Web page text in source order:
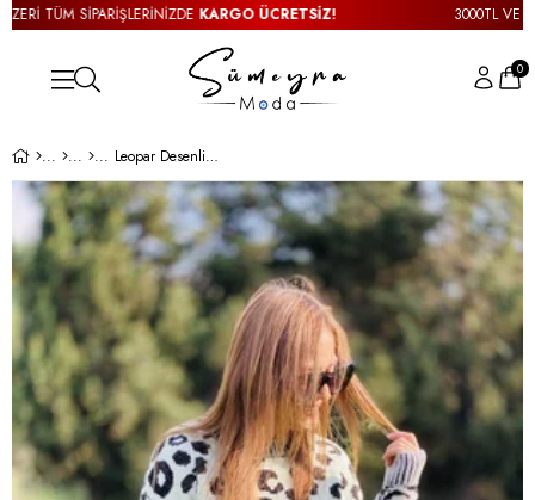
TÜM SİPARİŞLERİNİZDEKARGO ÜCRETSİZ! 3000TL VE
0
Leopar Desenli Kazak